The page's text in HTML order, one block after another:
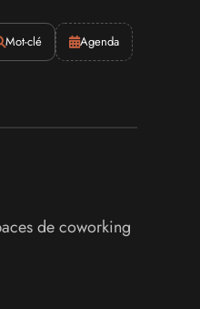
Mot-clé Agenda
de coworking